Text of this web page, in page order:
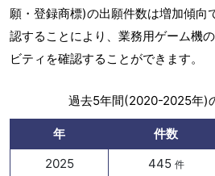
願・登録商標)の出願件数は増加傾向
認することにより、業務用ゲーム機
ビティを確認することができます。
過去5年間(2020-2025年)
年 件数
2025
445 件